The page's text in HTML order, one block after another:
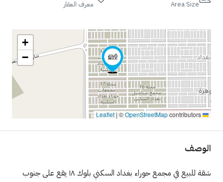
Area Size معرف العقار
+
−
| ©OpenStreetMapcontributors
الوصف
شقة للبيع في مجمع حوراء بغداد السكني بلوك ١٨ يقع على جنوب